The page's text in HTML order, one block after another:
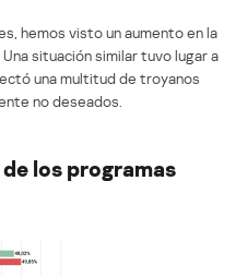
hemos visto un aumento en la
situación similar tuvo lugar a
una multitud de troyanos
no deseados.
los programas